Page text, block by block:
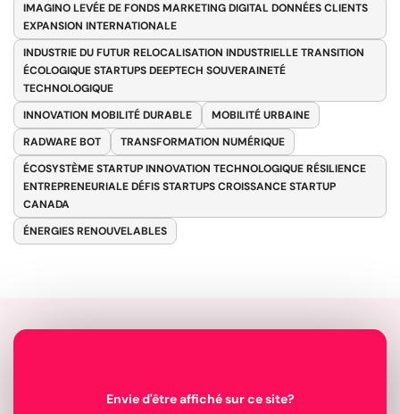
IMAGINO LEVÉE DE FONDS MARKETING DIGITAL DONNÉES CLIENTS
EXPANSION INTERNATIONALE
INDUSTRIE DU FUTUR RELOCALISATION INDUSTRIELLE TRANSITION
ÉCOLOGIQUE STARTUPS DEEPTECH SOUVERAINETÉ
TECHNOLOGIQUE
INNOVATION MOBILITÉ DURABLE
MOBILITÉ URBAINE
RADWARE BOT
TRANSFORMATION NUMÉRIQUE
ÉCOSYSTÈME STARTUP INNOVATION TECHNOLOGIQUE RÉSILIENCE
ENTREPRENEURIALE DÉFIS STARTUPS CROISSANCE STARTUP
CANADA
ÉNERGIES RENOUVELABLES
Envie d'être affiché sur ce site?